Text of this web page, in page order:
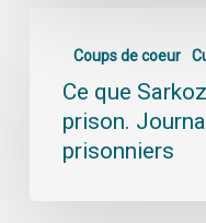
Coups de coeur
Ce que
prison.
prisonniers